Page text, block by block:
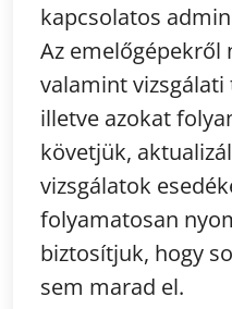
kapcsolatos
Az emelőgépekről
valamint
illetve azokat
követjük,
vizsgálatok
folyamatosan
biztosítjuk, hogy
sem marad el.